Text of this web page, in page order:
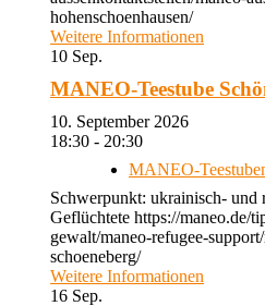
hohenschoenhausen/
Weitere Informationen
10 Sep.
MANEO-Teestube
10. September 2026
18:30 - 20:30
MANEO-
Schwerpunkt: ukrainisch- und
Geflüchtete https://maneo.de/
gewalt/maneo-refugee-
schoeneberg/
Weitere Informationen
16 Sep.